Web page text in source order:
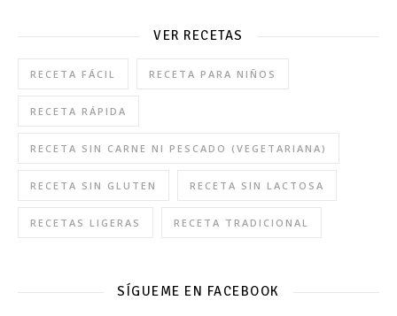
VER RECETAS
RECETA FÁCIL RECETA PARA NIÑOS
RECETA RÁPIDA
RECETA SIN CARNE NI PESCADO (VEGETARIANA)
RECETA SIN GLUTEN RECETA SIN LACTOSA
RECETAS LIGERAS RECETA TRADICIONAL
SÍGUEME EN FACEBOOK